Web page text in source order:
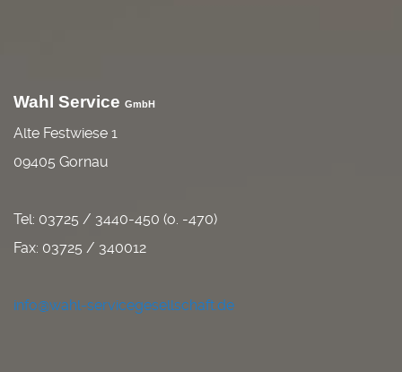
Wahl Service GmbH
Alte Festwiese 1
09405 Gornau
Tel: 03725 / 3440-450 (o. -470)
Fax: 03725 / 340012
info@wahl-servicegesellschaft.de